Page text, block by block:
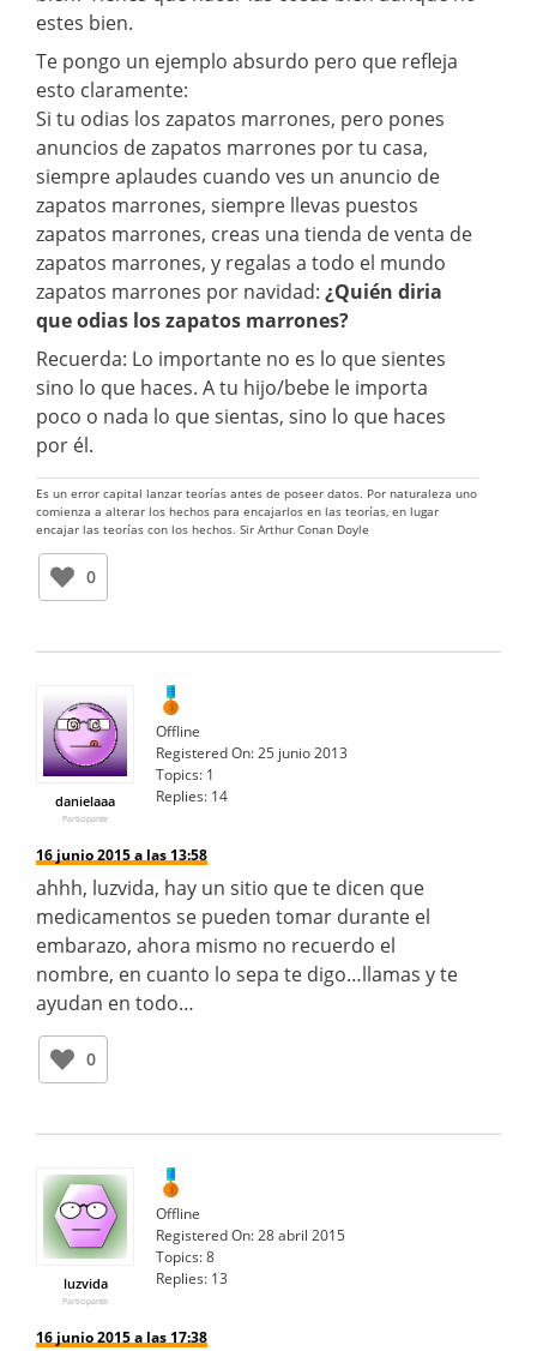
estes bien.
Te pongo un ejemplo absurdo pero que refleja
esto claramente:
Si tu odias los zapatos marrones, pero pones
anuncios de zapatos marrones por tu casa,
siempre aplaudes cuando ves un anuncio de
zapatos marrones, siempre llevas puestos
zapatos marrones, creas una tienda de venta de
zapatos marrones, y regalas a todo el mundo
zapatos marrones por navidad: ¿Quién diria
que odias los zapatos marrones?
Recuerda: Lo importante no es lo que sientes
sino lo que haces. A tu hijo/bebe le importa
poco o nada lo que sientas, sino lo que haces
por él.
Es un error capital lanzar teorías antes de poseer datos. Por naturaleza uno
comienza a alterar los hechos para encajarlos en las teorías, en lugar
encajar las teorías con los hechos. Sir Arthur Conan Doyle
0
danielaaa
Participante
Offline
Registered On:25 junio 2013
Topics: 1
Replies: 14
16 junio 2015 a las 13:58
ahhh, luzvida, hay un sitio que te dicen que
medicamentos se pueden tomar durante el
embarazo, ahora mismo no recuerdo el
nombre, en cuanto lo sepa te digo…llamas y te
ayudan en todo…
0
luzvida
Participante
Offline
Registered On:28 abril 2015
Topics:8
Replies: 13
16 junio 2015 a las 17:38